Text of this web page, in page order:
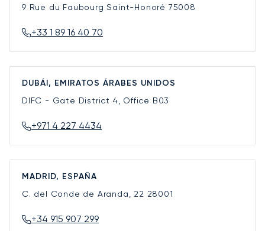
9 Rue du Faubourg Saint-Honoré 75008
+33 1 89 16 40 70
DUBÁI, EMIRATOS ÁRABES UNIDOS
DIFC - Gate District 4, Office B03
+971 4 227 4434
MADRID, ESPAÑA
C. del Conde de Aranda, 22 28001
+34 915 907 299